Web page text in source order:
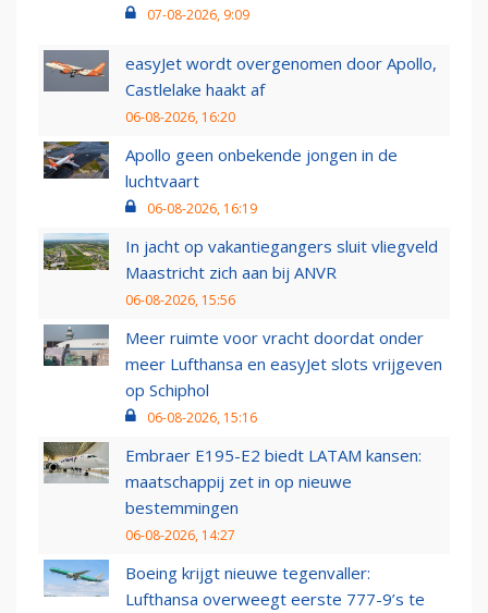
07-08-2026, 9:09
easyJet wordt overgenomen door Apollo,
Castlelake haakt af
06-08-2026, 16:20
Apollo geen onbekende jongen in de
luchtvaart
06-08-2026, 16:19
In jacht op vakantiegangers sluit vliegveld
Maastricht zich aan bij ANVR
06-08-2026, 15:56
Meer ruimte voor vracht doordat onder
meer Lufthansa en easyJet slots vrijgeven
op Schiphol
06-08-2026, 15:16
Embraer E195-E2 biedt LATAM kansen:
maatschappij zet in op nieuwe
bestemmingen
06-08-2026, 14:27
Boeing krijgt nieuwe tegenvaller:
Lufthansa overweegt eerste 777-9’s te